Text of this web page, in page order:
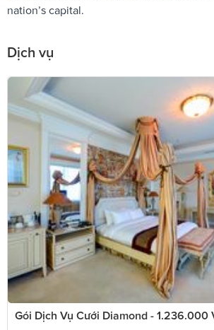
nation’s capital.
Dịch vụ
Gói Dịch Vụ Cưới Diamond - 1.236.000